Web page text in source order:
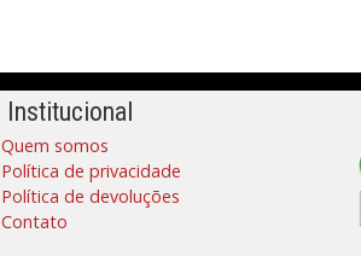
Institucional
Quem somos
Política de privacidade
Política de devoluções
Contato